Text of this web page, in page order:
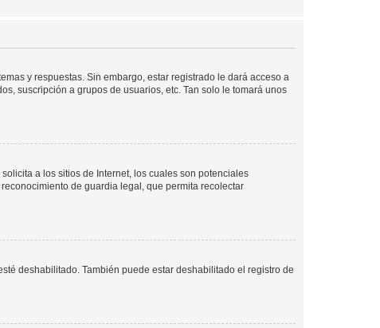
y respuestas. Sin embargo, estar registrado le dará acceso a
suscripción a grupos de usuarios, etc. Tan solo le tomará unos
a los sitios de Internet, los cuales son potenciales
de guardia legal, que permita recolectar
deshabilitado. También puede estar deshabilitado el registro de